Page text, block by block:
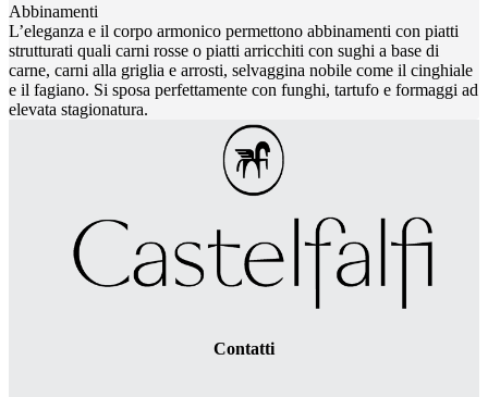
Abbinamenti
L’eleganza e il corpo armonico permettono abbinamenti con piatti
strutturati quali carni rosse o piatti arricchiti con sughi a base di
carne, carni alla griglia e arrosti, selvaggina nobile come il cinghiale
e il fagiano. Si sposa perfettamente con funghi, tartufo e formaggi ad
elevata stagionatura.
Contatti